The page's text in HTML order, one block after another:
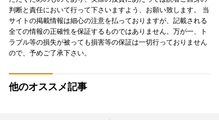
判断と責任において行って下さいますよう、お願い致します。 当
サイトの掲載情報は細心の注意を払っておりますが、記載される
全ての情報の正確性を保証するものではありません。万が一、ト
ラブル等の損失が被っても損害等の保証は一切行っておりません
ので、予めご了承下さい。
他のオススメ記事